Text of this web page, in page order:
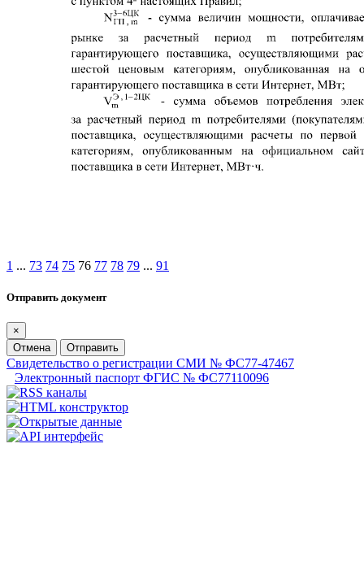
1 ... 73 74 75 76 77 78 79 ... 91
Отправить документ
×
Отмена
Отправить
Свидетельство о регистрации СМИ № ФС77-47467
Электронный паспорт ФГИС № ФС77110096